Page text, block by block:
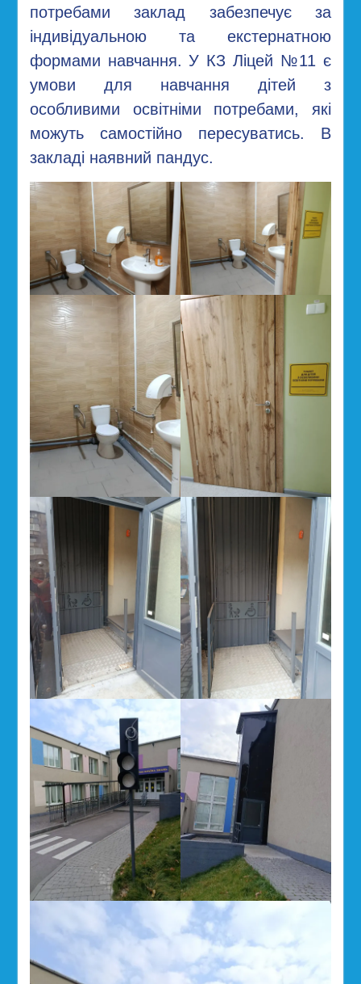
потребами заклад забезпечує за
індивідуальною та екстернатною
формами навчання. У КЗ Ліцей №11 є
умови для навчання дітей з
особливими освітніми потребами, які
можуть самостійно пересуватись. В
закладі наявний пандус.